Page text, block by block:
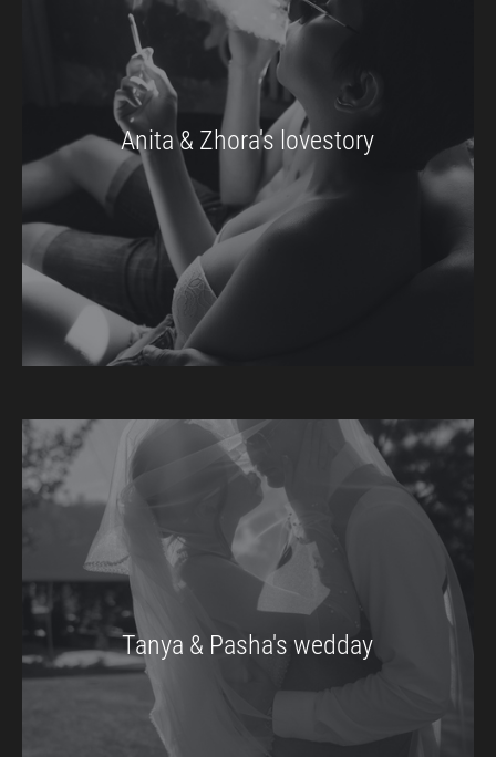
Anita & Zhora's lovestory
Tanya & Pasha's wedday